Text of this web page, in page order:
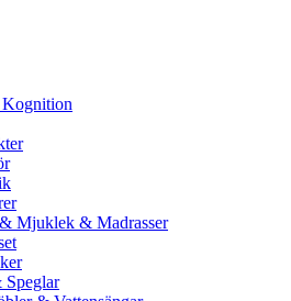
Kognition
Mjuklek & Madrasser
Speglar